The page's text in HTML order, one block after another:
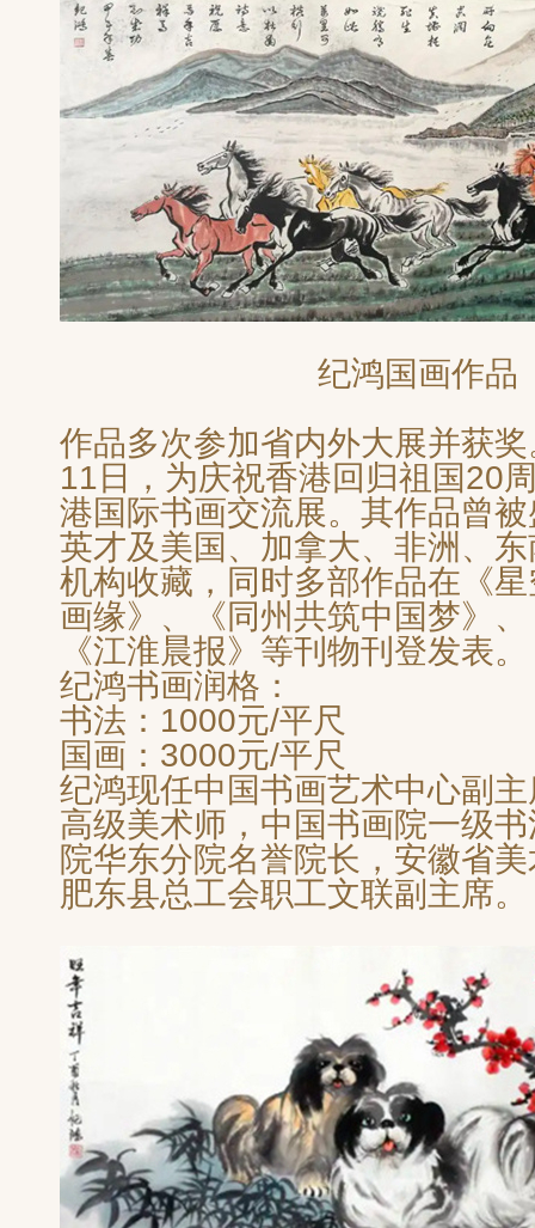
纪鸿国画作品
作品多次参加省内外大展并获
11日，为庆祝香港回归祖国20
港国际书画交流展。其作品曾
英才及美国、加拿大、非洲、
机构收藏，同时多部作品在《
画缘》、《同州共筑中国梦》
《江淮晨报》等刊物刊登发表。
纪鸿书画润格：
书法：1000元/平尺
国画：3000元/平尺
纪鸿现任中国书画艺术中心副
高级美术师， 中国书画院一级
院华东分院名誉院长 ，安徽省
肥东县总工会职工文联副主席。